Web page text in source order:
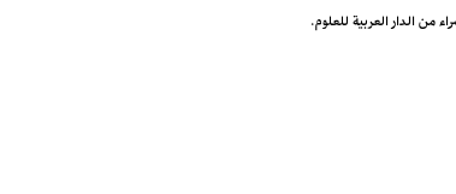
من الدار العربية للعلوم.